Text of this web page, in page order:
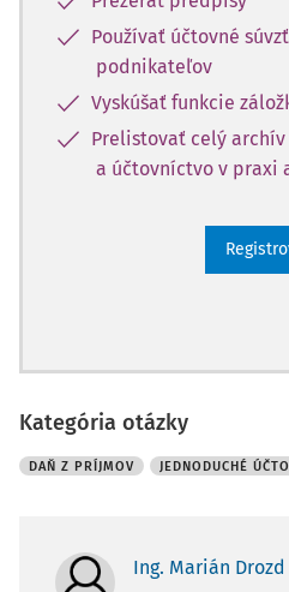
Používať účtovné
podnikateľov
Vyskúšať funkcie
Prelistovať celý archív
a účtovníctvo v praxi
Kategória otázky
DAŇ Z PRÍJMOV JEDNODUCHÉ
Ing. Marián Drozd